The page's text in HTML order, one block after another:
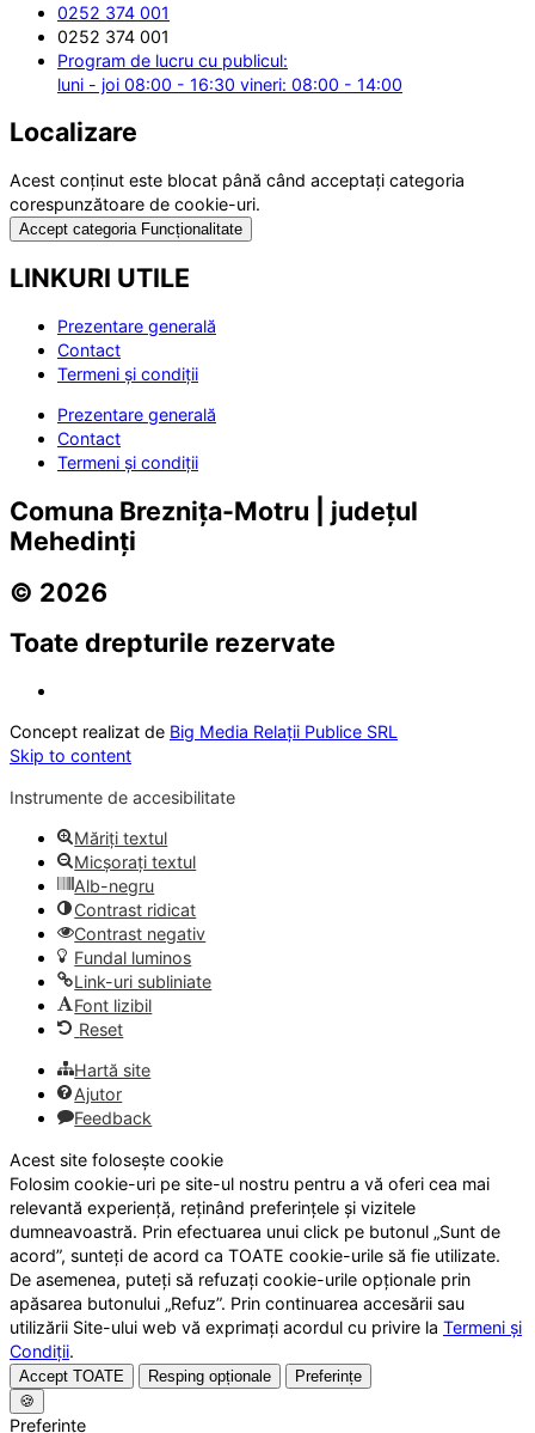
0252 374 001
0252 374 001
Program de lucru cu publicul:
luni - joi 08:00 - 16:30 vineri: 08:00 - 14:00
Localizare
Acest conținut este blocat până când acceptați categoria
corespunzătoare de cookie-uri.
Accept categoria Funcționalitate
LINKURI UTILE
Prezentare generală
Contact
Termeni și condiții
Prezentare generală
Contact
Termeni și condiții
Comuna Breznița-Motru | județul
Mehedinți
© 2026
Toate drepturile rezervate
Concept realizat de Big Media Relații Publice SRL
Skip to content
Instrumente de accesibilitate
Măriți textul
Micșorați textul
Alb-negru
Contrast ridicat
Contrast negativ
Fundal luminos
Link-uri subliniate
Font lizibil
Reset
Hartă site
Ajutor
Feedback
Acest site folosește cookie
Folosim cookie-uri pe site-ul nostru pentru a vă oferi cea mai
relevantă experiență, reținând preferințele și vizitele
dumneavoastră. Prin efectuarea unui click pe butonul „Sunt de
acord”, sunteți de acord ca TOATE cookie-urile să fie utilizate.
De asemenea, puteți să refuzați cookie-urile opționale prin
apăsarea butonului „Refuz”. Prin continuarea accesării sau
utilizării Site-ului web vă exprimați acordul cu privire la Termeni și
Condiții.
Accept TOATE Resping opționale
Preferințe
🍪
Preferințe